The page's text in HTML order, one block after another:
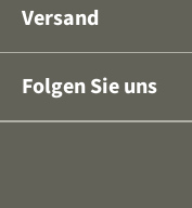
Versand
Folgen Sie uns